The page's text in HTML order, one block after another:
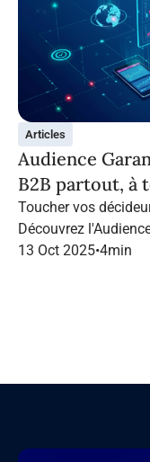
Articles
Audience
B2B partout, à
Toucher vos
Découvrez
suivez vos cibles
13 Oct 2025•4min